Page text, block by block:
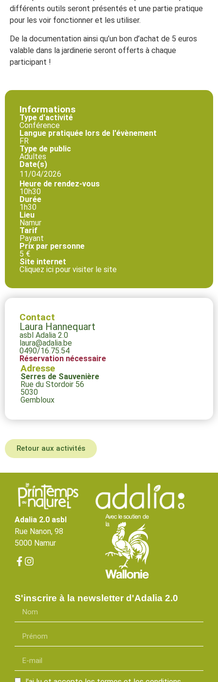
différents outils seront présentés et une partie pratique
pour les voir fonctionner et les utiliser.
De la documentation ainsi qu’un bon d’achat de 5 euros
valable dans la jardinerie seront offerts à chaque
participant !
Informations
Type d'activité
Conférence
Langue pratiquée lors de l'évènement
FR
Type de public
Adultes
Date(s)
11/04/2026
Heure de rendez-vous
10h30
Durée
1h30
Lieu
Namur
Tarif
Payant
Prix par personne
5 €
Site internet
Cliquez ici pour visiter le site
Contact
Laura Hannequart
asbl Adalia 2.0
laura@adalia.be
0490/16.75.54
Réservation nécessaire
Adresse
Serres de Sauvenière
Rue du Stordoir 56
5030
Gembloux
Retour aux activités
Adalia 2.0 asbl
Rue Nanon, 98
5000 Namur
S'inscrire à la newsletter d'Adalia 2.0